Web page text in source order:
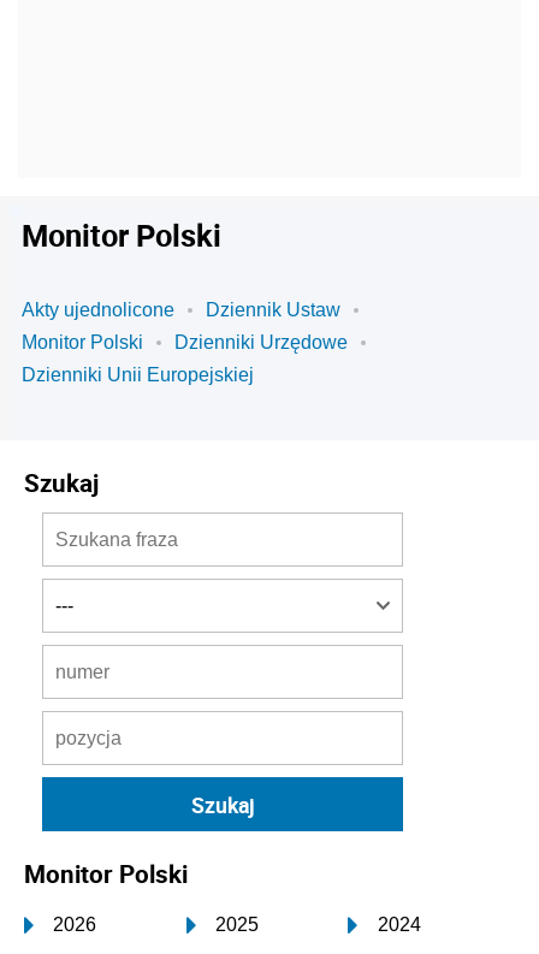
Monitor Polski
Akty ujednolicone
Dziennik Ustaw
Monitor Polski
Dzienniki Urzędowe
Dzienniki Unii Europejskiej
Szukaj
Monitor Polski
2026 2025 2024